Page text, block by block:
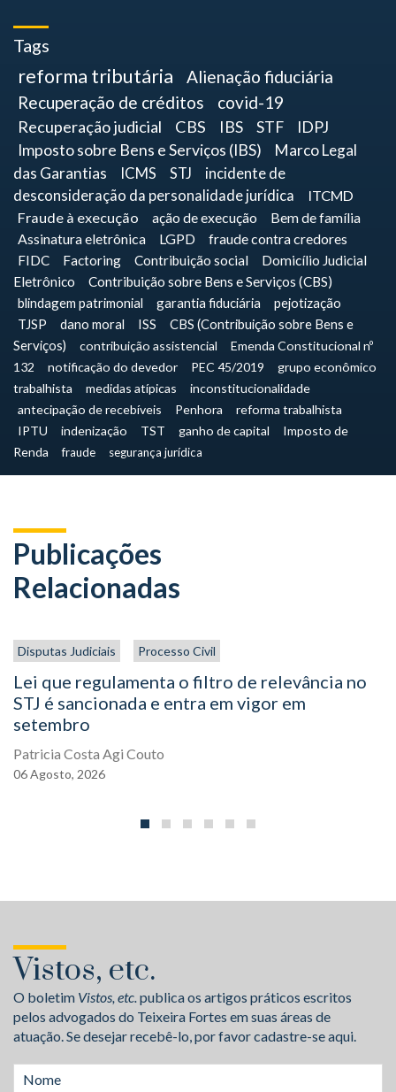
Tags
reforma tributária
Alienação fiduciária
Recuperação de créditos
covid-19
Recuperação judicial CBS IBS STF
IDPJ
Imposto sobre Bens e Serviços (IBS)
Marco Legal
das Garantias
ICMS STJ
incidente de
desconsideração da personalidade jurídica
ITCMD
Fraude à execução
ação de execução
Bem de família
Assinatura eletrônica
LGPD fraude contra credores
FIDC Factoring Contribuição social
Domicílio Judicial
Eletrônico
Contribuição sobre Bens e Serviços (CBS)
blindagem patrimonial
garantia fiduciária
pejotização
TJSP
dano moral ISS
CBS (Contribuição sobre Bens e
Serviços)
contribuição assistencial
Emenda Constitucional nº
132
notificação do devedor PEC 45/2019
grupo econômico
trabalhista
medidas atípicas
inconstitucionalidade
antecipação de recebíveis
Penhora
reforma trabalhista
IPTU
indenização TST ganho de capital
Imposto de
Renda
fraude segurança jurídica
Publicações
Relacionadas
Disputas Judiciais Processo Civil
Lei que regulamenta o filtro de relevância no
STJ é sancionada e entra em vigor em
setembro
Patricia Costa Agi Couto
06Agosto, 2026
Vistos, etc.
O boletim Vistos, etc.publica os artigos práticos escritos
pelos advogados do Teixeira Fortes em suas áreas de
atuação. Se desejar recebê-lo, por favor cadastre-se aqui.